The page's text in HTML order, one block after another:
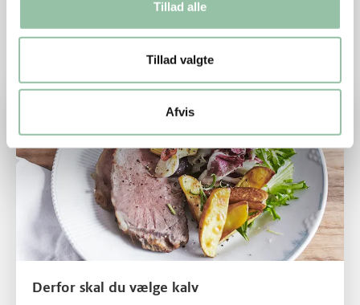
Tillad alle
Tillad valgte
Afvis
Læs også
Læs mere om Derfor skal du vælge kalv
Derfor skal du vælge kalv